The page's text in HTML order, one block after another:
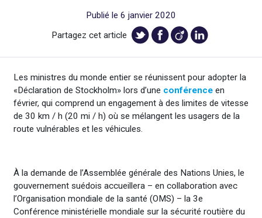
Publié le 6 janvier 2020
Partagez cet article
Les ministres du monde entier se réunissent pour adopter la
«Déclaration de Stockholm» lors d’une conférenceen
février, qui comprend un engagement à des limites de vitesse
de 30 km / h (20 mi / h) où se mélangent les usagers de la
route vulnérables et les véhicules.
À la demande de l’Assemblée générale des Nations Unies, le
gouvernement suédois accueillera – en collaboration avec
l’Organisation mondiale de la santé (OMS) – la 3e
Conférence ministérielle mondiale sur la sécurité routière du